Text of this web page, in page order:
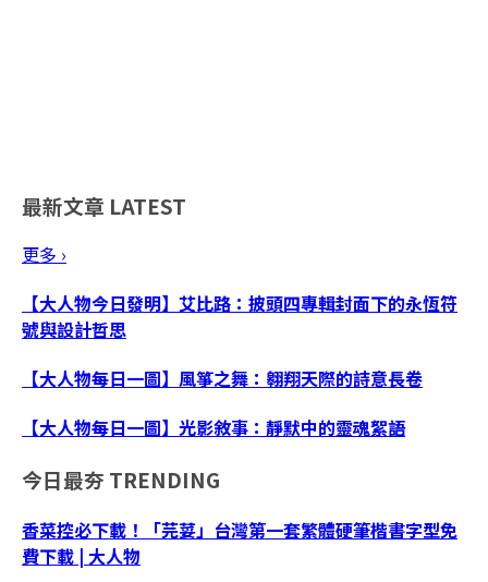
最新文章 LATEST
更多 ›
【大人物今日發明】艾比路：披頭四專輯封面下的永恆符
號與設計哲思
【大人物每日一圖】風箏之舞：翱翔天際的詩意長卷
【大人物每日一圖】光影敘事：靜默中的靈魂絮語
今日最夯 TRENDING
香菜控必下載！「芫荽」台灣第一套繁體硬筆楷書字型免
費下載 | 大人物